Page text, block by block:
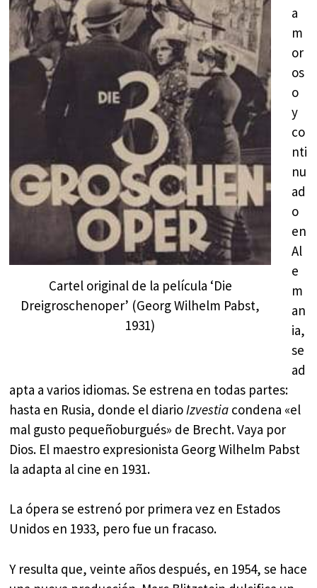
Cartel original de la película ‘Die
Dreigroschenoper’ (Georg Wilhelm Pabst,
1931)
a
m
or
os
o
y
co
nti
nu
ad
o
en
Al
e
m
an
ia,
se
ad
apta a varios idiomas. Se estrena en todas partes:
hasta en Rusia, donde el diarioIzvestia condena «el
mal gusto pequeñoburgués» de Brecht. Vaya por
Dios. El maestro expresionista Georg Wilhelm Pabst
la adapta al cine en 1931.
La ópera se estrenó por primera vez en Estados
Unidos en 1933, pero fue un fracaso.
Y resulta que, veinte años después, en 1954, se hace